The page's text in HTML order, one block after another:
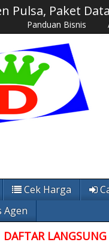
Pulsa, Paket
Panduan Bisnis
Cek Harga
Agen
DAFTAR